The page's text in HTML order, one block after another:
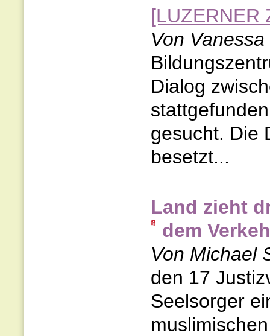
[LUZERNER
Von
Dialog
gesucht. Die
besetzt...
Land zieht
dem
Von Michael
den 17
Seelsorger